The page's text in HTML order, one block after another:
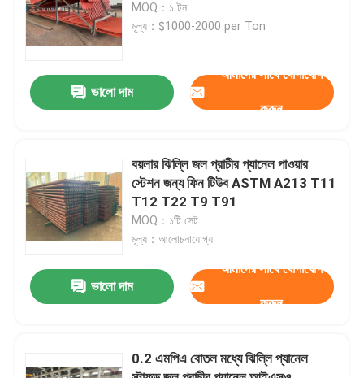
আমাদের সম্পর্কে
গুণমান নিয়ন্ত্রণ
বয়লারের খুচরা যন্ত্রাংশ
বয়লার ঝিল্লি দেয়াল
বয়লার ফিন টিউব
MOQ：১ টন
মূল্য：$1000-2000 per Ton
ভালো দাম
আমাদের সাথে যোগাযোগ
করুন
বয়লার ঝিল্লি জল প্রাচীর প্যানেল পাওয়ার
স্টেশন জন্য ফিন টিউব ASTM A213 T11
T12 T22 T9 T91
MOQ：১টি সেট
মূল্য：আলোচনাযোগ্য
ভালো দাম
আমাদের সাথে যোগাযোগ
করুন
0.2 এমপিএ বোতল মধ্যে ঝিল্লি প্যানেল